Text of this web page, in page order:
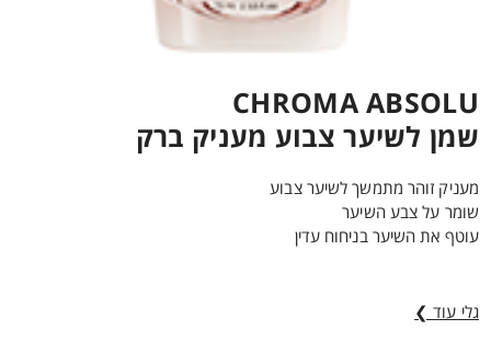
CHROMA ABSOLU
שמן לשיער צבוע מעניק ברק
מעניק זוהר מתמשך לשיער צבוע
שומר על צבע השיער
עוטף את השיער בניחוח עדין
גלי עוד ❯